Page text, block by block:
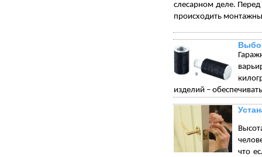
слесарном деле. Перед
происходить
изделий –
что